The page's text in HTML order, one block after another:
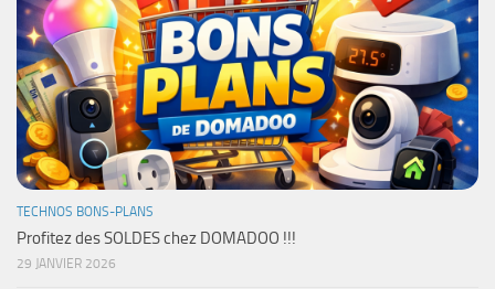
TECHNOS BONS-PLANS
Profitez des SOLDES chez DOMADOO !!!
29 JANVIER 2026